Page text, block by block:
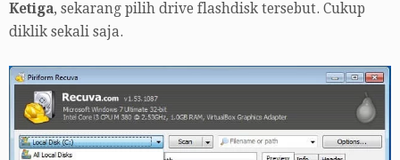
Ketiga, sekarang pilih drive flashdisk tersebut. Cukup
diklik sekali saja.